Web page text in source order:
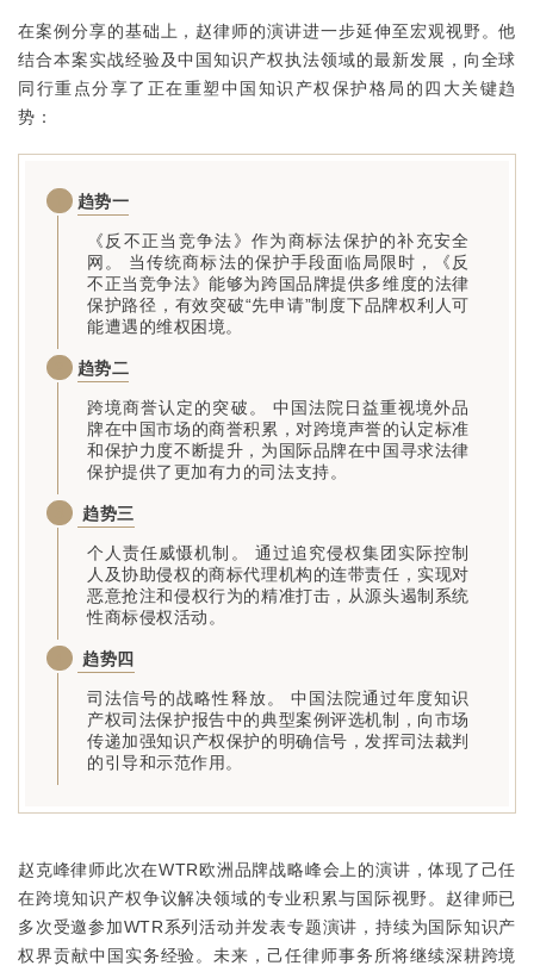
在案例分享的基础上，赵律师的演讲进一步延伸至宏观视野。他
结合本案实战经验及中国知识产权执法领域的最新发展，向全球
同行重点分享了正在重塑中国知识产权保护格局的四大关键趋
势：
趋势一
《反不正当竞争法》作为商标法保护的补充安全
网。 当传统商标法的保护手段面临局限时，《反
不正当竞争法》能够为跨国品牌提供多维度的法律
保护路径，有效突破“先申请”制度下品牌权利人可
能遭遇的维权困境。
趋势二
跨境商誉认定的突破。 中国法院日益重视境外品
牌在中国市场的商誉积累，对跨境声誉的认定标准
和保护力度不断提升，为国际品牌在中国寻求法律
保护提供了更加有力的司法支持。
趋势三
个人责任威慑机制。 通过追究侵权集团实际控制
人及协助侵权的商标代理机构的连带责任，实现对
恶意抢注和侵权行为的精准打击，从源头遏制系统
性商标侵权活动。
趋势四
司法信号的战略性释放。 中国法院通过年度知识
产权司法保护报告中的典型案例评选机制，向市场
传递加强知识产权保护的明确信号，发挥司法裁判
的引导和示范作用。
赵克峰律师此次在WTR欧洲品牌战略峰会上的演讲，体现了己任
在跨境知识产权争议解决领域的专业积累与国际视野。赵律师已
多次受邀参加WTR系列活动并发表专题演讲，持续为国际知识产
权界贡献中国实务经验。未来，己任律师事务所将继续深耕跨境